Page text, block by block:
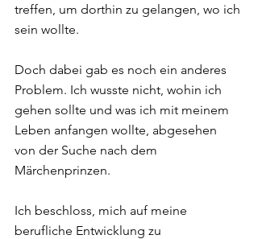
treffen, um dorthin zu gelangen, wo ich
sein wollte.
Doch dabei gab es noch ein anderes
Problem. Ich wusste nicht, wohin ich
gehen sollte und was ich mit meinem
Leben anfangen wollte, abgesehen
von der Suche nach dem
Märchenprinzen.
Ich beschloss, mich auf meine
berufliche Entwicklung zu